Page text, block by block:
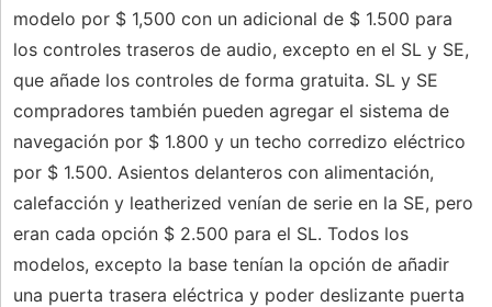
modelo por $ 1,500 con un adicional de $ 1.500 para
los controles traseros de audio, excepto en el SL y SE,
que añade los controles de forma gratuita. SL y SE
compradores también pueden agregar el sistema de
navegación por $ 1.800 y un techo corredizo eléctrico
por $ 1.500. Asientos delanteros con alimentación,
calefacción y leatherized venían de serie en la SE, pero
eran cada opción $ 2.500 para el SL. Todos los
modelos, excepto la base tenían la opción de añadir
una puerta trasera eléctrica y poder deslizante puerta